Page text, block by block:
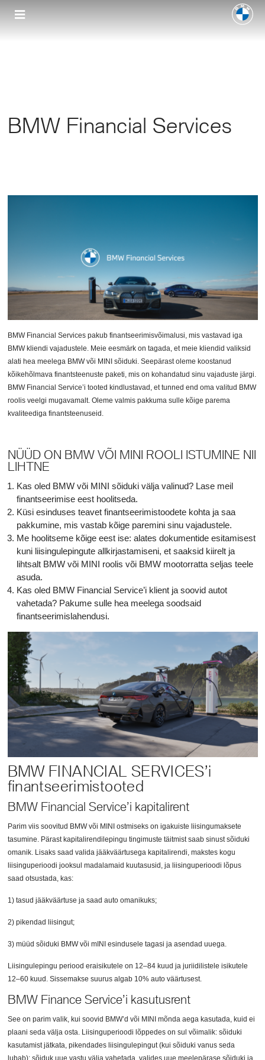
BMW Financial Services
BMW Financial Services pakub finantseerimisvõimalusi, mis vastavad iga
BMW kliendi vajadustele. Meie eesmärk on tagada, et meie kliendid valiksid
alati hea meelega BMW või MINI sõiduki. Seepärast oleme koostanud
kõikehõlmava finantsteenuste paketi, mis on kohandatud sinu vajaduste järgi.
BMW Financial Service’i tooted kindlustavad, et tunned end oma valitud BMW
roolis veelgi mugavamalt. Oleme valmis pakkuma sulle kõige parema
kvaliteediga finantsteenuseid.
NÜÜD ON BMW VÕI MINI ROOLI ISTUMINE NII
LIHTNE
Kas oled BMW või MINI sõiduki välja valinud? Lase meil
finantseerimise eest hoolitseda.
Küsi esinduses teavet finantseerimistoodete kohta ja saa
pakkumine, mis vastab kõige paremini sinu vajadustele.
Me hoolitseme kõige eest ise: alates dokumentide esitamisest
kuni liisingulepingute allkirjastamiseni, et saaksid kiirelt ja
lihtsalt BMW või MINI roolis või BMW mootorratta seljas teele
asuda.
Kas oled BMW Financial Service’i klient ja soovid autot
vahetada? Pakume sulle hea meelega soodsaid
finantseerimislahendusi.
BMW FINANCIAL SERVICES’i
finantseerimistooted
BMW Financial Service’i kapitalirent
Parim viis soovitud BMW või MINI ostmiseks on igakuiste liisingumaksete
tasumine. Pärast kapitalirendilepingu tingimuste täitmist saab sinust sõiduki
omanik. Lisaks saad valida jääkväärtusega kapitalirendi, makstes kogu
liisinguperioodi jooksul madalamaid kuutasusid, ja liisinguperioodi lõpus
saad otsustada, kas:
1) tasud jääkväärtuse ja saad auto omanikuks;
2) pikendad liisingut;
3) müüd sõiduki BMW või mINI esindusele tagasi ja asendad uuega.
Liisingulepingu periood eraisikutele on 12–84 kuud ja juriidilistele isikutele
12–60 kuud. Sissemakse suurus algab 10% auto väärtusest.
BMW Finance Service’i kasutusrent
See on parim valik, kui soovid BMW’d või MINI mõnda aega kasutada, kuid ei
plaani seda välja osta. Liisinguperioodi lõppedes on sul võimalik: sõiduki
kasutamist jätkata, pikendades liisingulepingut (kui sõiduki vanus seda
lubab); sõiduk uue vastu välja vahetada, valides uue meelepärase sõiduki ja